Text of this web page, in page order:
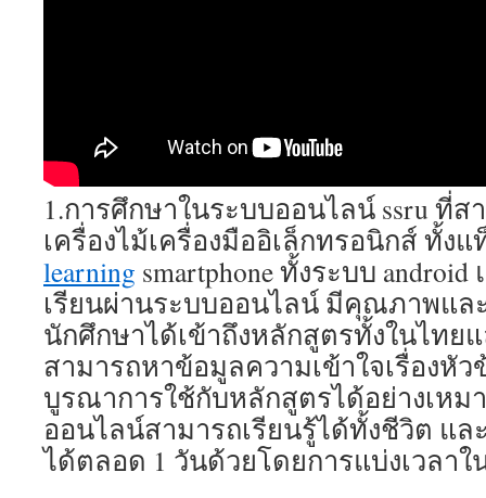
1.การศึกษาในระบบออนไลน์ ssru ที่ส
เครื่องไม้เครื่องมืออิเล็กทรอนิกส์ ทั้งแ
learning smartphone ทั้งระบบ
เรียนผ่านระบบออนไลน์ มีคุณภาพแล
นักศึกษาได้เข้าถึงหลักสูตรทั้งในไทย
สามารถหาข้อมูลความเข้าใจเรื่องหัว
บูรณาการใช้กับหลักสูตรได้อย่างเหม
ออนไลน์สามารถเรียนรู้ได้ทั้งชีวิต แล
ได้ตลอด 1 วันด้วยโดยการแบ่งเวลาใ